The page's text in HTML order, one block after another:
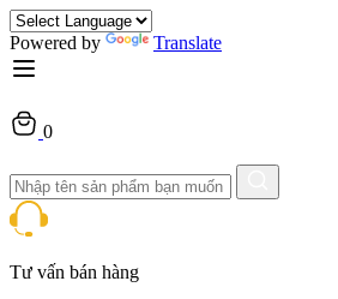
Powered by Translate
0
Tư vấn bán hàng